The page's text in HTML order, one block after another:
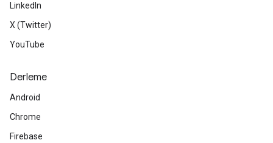
LinkedIn
X (Twitter)
YouTube
Derleme
Android
Chrome
Firebase